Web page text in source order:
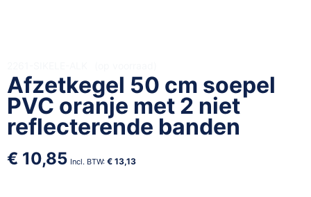
Afzetkegel 50 cm soepel
PVC oranje met 2 niet
reflecterende banden
€ 10,85 € 13,13
naar
het
begin
van
afbeeldingen-